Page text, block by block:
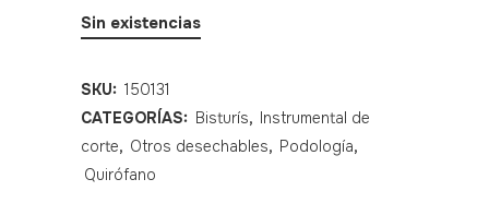
Sin existencias
SKU: 150131
CATEGORÍAS: Bisturís, Instrumental de
corte, Otros desechables, Podología,
Quirófano